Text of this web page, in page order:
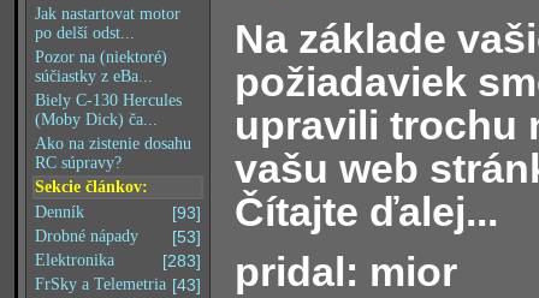
Jak nastartovat motor
po delší odst...
Pozor na (niektoré)
súčiastky z eBa...
Biely C-130 Hercules
(Moby Dick) ča...
Ako na zistenie dosahu
RC súpravy?
Sekcie článkov:
[93]
Denník
[53]
Drobné nápady
[283]
Elektronika
[43]
FrSky a Telemetria
Na základe
požiadaviek
upravili trochu
vašu web
Čítajte ďalej...
pridal: mior